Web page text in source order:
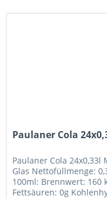
Paulaner Cola
Paulaner Cola 24x0,33l
Glas Nettofüllmenge:
100ml: Brennwert: 160
Fettsäuren: 0g